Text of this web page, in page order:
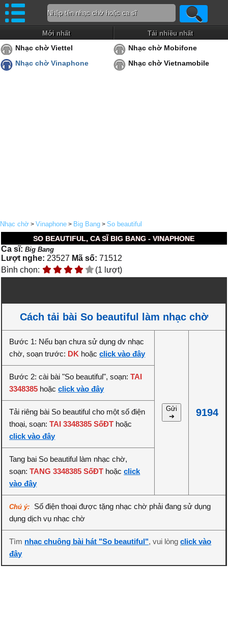
Mới nhất Tải nhiều nhất
Nhạc chờ Viettel
Nhạc chờ Mobifone
Nhạc chờ Vinaphone
Nhạc chờ Vietnamobile
Nhạc chờ > Vinaphone > Big Bang > So beautiful
SO BEAUTIFUL, CA SĨ BIG BANG - VINAPHONE
Ca sĩ:Big Bang
Lượt nghe: 23527 Mã số: 71512
Bình chọn:
(1 lượt)
Cách tải bài So beautiful làm nhạc chờ
Bước 1: Nếu bạn chưa sử dụng dv nhạc
chờ, soạn trước: DK hoặcclick vào đây
Gửi
➔
9194
Bước 2: cài bài "So beautiful", soạn:TAI
3348385 hoặcclick vào đây
Tải riêng bài So beautiful cho một số điện
thoại, soạn:TAI 3348385 SốĐT hoặc
click vào đây
Tang bai So beautiful làm nhạc chờ,
soạn:TANG 3348385 SốĐT hoặcclick
vào đây
Chú ý:
Số điện thoại được tặng nhạc chờ phải đang sử dụng
dụng dịch vụ nhạc chờ
Tìm nhạc chuông bài hát "So beautiful", vui lòngclick vào
đây